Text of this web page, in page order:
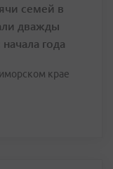
семей в
дважды
года
крае